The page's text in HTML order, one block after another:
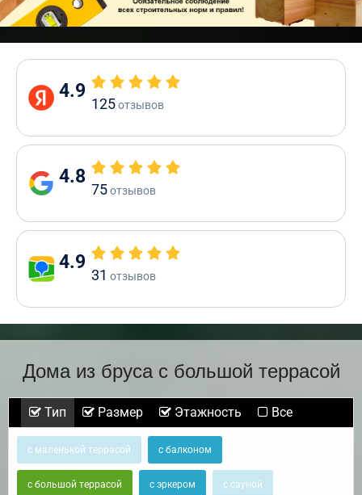
4.9
125отзывов
4.8
75отзывов
4.9
31 отзывов
Дома из бруса с большой террасой
Тип Размер Этажность Все
с маленькой террасой с балконом
с большой террасой с эркером с сауной